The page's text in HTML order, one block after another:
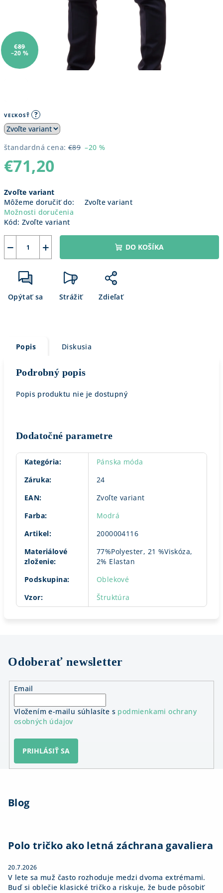
VEĽKOSŤ ?
štandardná cena: €89 –20 %
€71,20
cena:
Zvoľte variant
Môžeme doručiť do:
Zvoľte variant
Možnosti doručenia
Kód: Zvoľte variant
+
− DO KOŠÍKA
Opýtať sa Strážiť Zdieľať
€89
–20 %
Popis Diskusia
Podrobný popis
Popis produktu nie je dostupný
Dodatočné parametre
Kategória:
Pánska móda
Záruka:
24
EAN:
Zvoľte variant
Farba:
Modrá
Artikel:
2000004116
Materiálové
zloženie:
77%Polyester, 21 %Viskóza,
2% Elastan
Podskupina:
Oblekové
Vzor: Štruktúra
Odoberať newsletter
Email
Vložením e-mailu súhlasíte s podmienkami ochrany
osobných údajov
PRIHLÁSIŤ SA
Blog
Polo tričko ako letná záchrana gavaliera
20.7.2026
V lete sa muž často rozhoduje medzi dvoma extrémami.
Buď si oblečie klasické tričko a riskuje, že bude pôsobiť